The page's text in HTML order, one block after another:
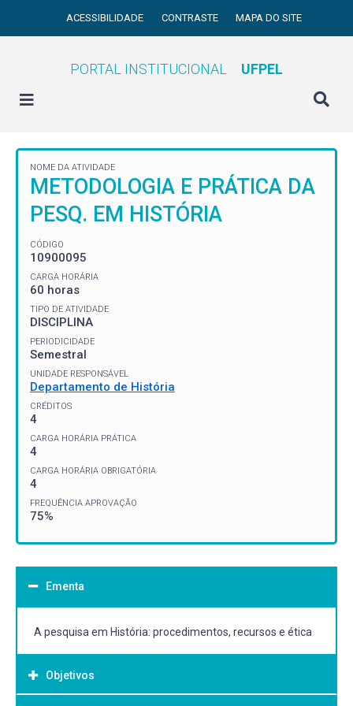
ACESSIBILIDADE CONTRASTE MAPA DO SITE
PORTAL INSTITUCIONAL UFPEL
NOME DA ATIVIDADE
METODOLOGIA E PRÁTICA DA
PESQ. EM HISTÓRIA
CÓDIGO
10900095
CARGA HORÁRIA
60 horas
TIPO DE ATIVIDADE
DISCIPLINA
PERIODICIDADE
Semestral
UNIDADE RESPONSÁVEL
Departamento de História
CRÉDITOS
4
CARGA HORÁRIA PRÁTICA
4
CARGA HORÁRIA OBRIGATÓRIA
4
FREQUÊNCIA APROVAÇÃO
75%
Ementa
A pesquisa em História: procedimentos, recursos e ética
Objetivos